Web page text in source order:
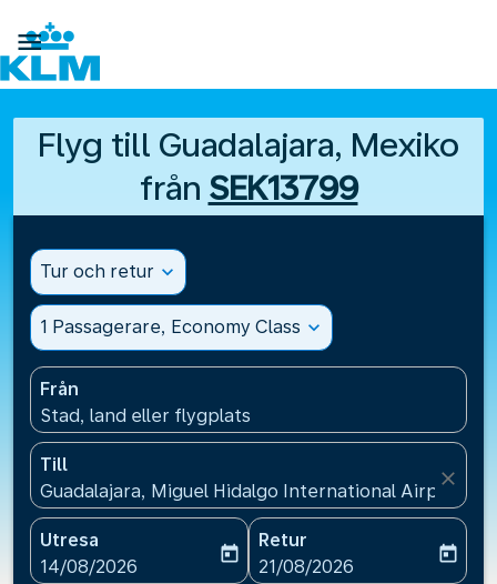

Flyg till Guadalajara, Mexiko
från SEK13799
Tur och retur expand_more
1 Passagerare, Economy Class expand_more
Från
Stad, land eller flygplats
Till
Guadalajara, Miguel Hidalgo International
close
Utresa
fc-booking-departure-date-aria-label
14/08/2026
today
Retur
fc-booking-return-date-
21/08/2026
today